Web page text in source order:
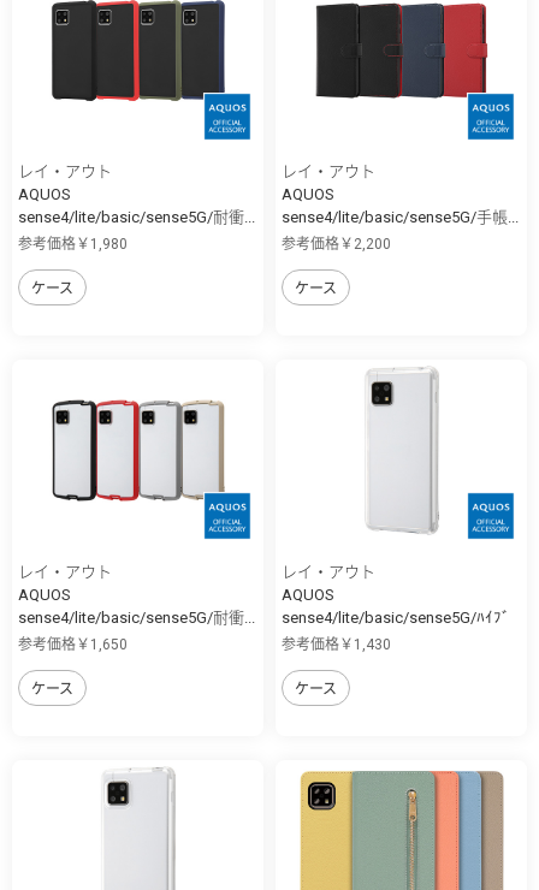
レイ・アウト
AQUOS
sense4/lite/basic/sense5G/耐衝...
参考価格￥1,980
ケース
レイ・アウト
AQUOS
sense4/lite/basic/sense5G/手帳...
参考価格￥2,200
ケース
レイ・アウト
AQUOS
sense4/lite/basic/sense5G/耐衝...
参考価格￥1,650
ケース
レイ・アウト
AQUOS
sense4/lite/basic/sense5G/ﾊｲﾌﾞ
ﾘ...
参考価格￥1,430
ケース